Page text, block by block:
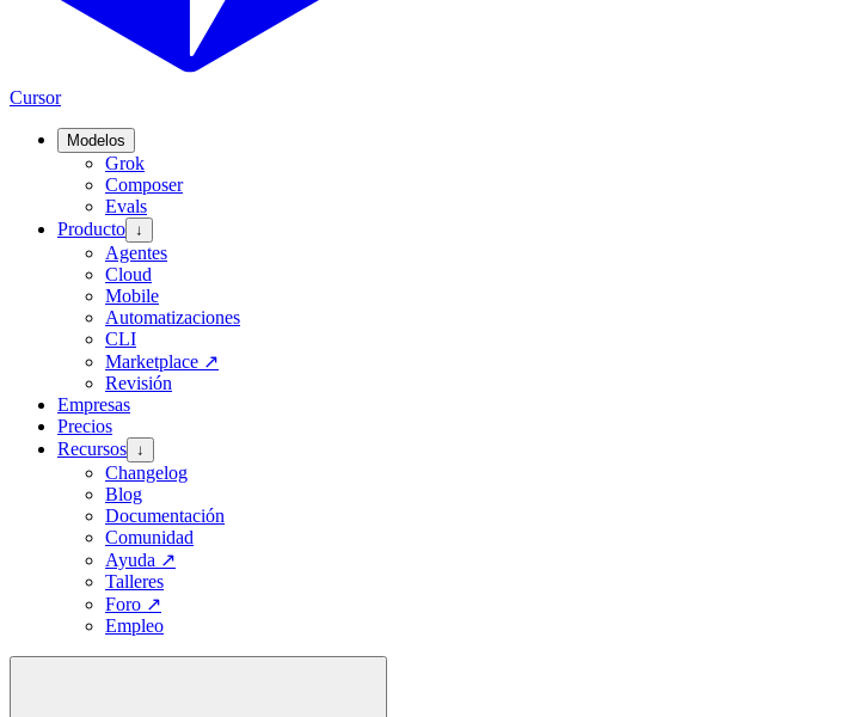
Cursor
Modelos
Grok
Composer
Evals
Producto ↓
Agentes
Cloud
Mobile
Automatizaciones
CLI
Marketplace ↗
Revisión
Empresas
Precios
Recursos ↓
Changelog
Blog
Documentación
Comunidad
Ayuda ↗
Talleres
Foro ↗
Empleo